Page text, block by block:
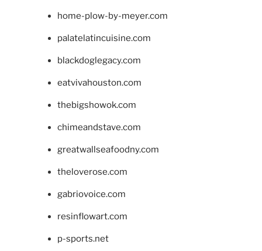
home-plow-by-meyer.com
palatelatincuisine.com
blackdoglegacy.com
eatvivahouston.com
thebigshowok.com
chimeandstave.com
greatwallseafoodny.com
theloverose.com
gabriovoice.com
resinflowart.com
p-sports.net